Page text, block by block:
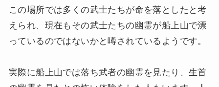
この場所では多くの武士たちが命を落としたと考
えられ、現在もその武士たちの幽霊が船上山で漂
っているのではないかと噂されているようです。
実際に船上山では落ち武者の幽霊を見たり、生首